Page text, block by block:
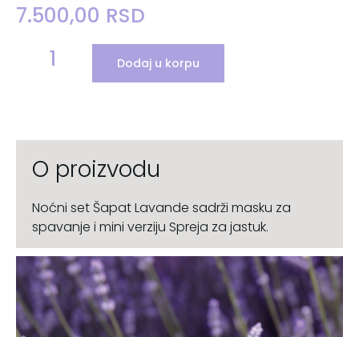
7.500,00 RSD
Dodaj u korpu
O proizvodu
Noćni set Šapat Lavande sadrži masku za
spavanje i mini verziju Spreja za jastuk.